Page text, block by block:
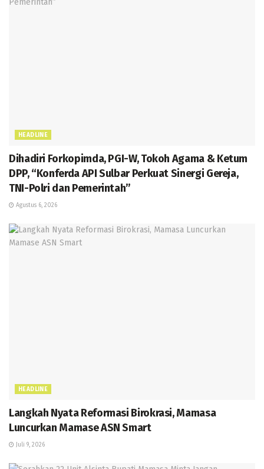
HEADLINE
Dihadiri Forkopimda, PGI-W, Tokoh Agama & Ketum
DPP, “Konferda API Sulbar Perkuat Sinergi Gereja,
TNI-Polri dan Pemerintah”
Agustus 6, 2026
HEADLINE
Langkah Nyata Reformasi Birokrasi, Mamasa
Luncurkan Mamase ASN Smart
Juli 9, 2026